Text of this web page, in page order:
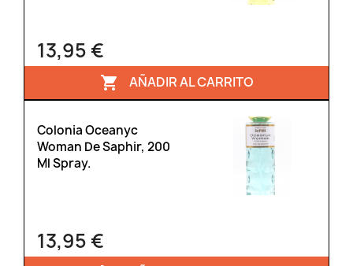
13,95 €
 AÑADIR AL CARRITO
Colonia Oceanyc
Woman De Saphir, 200
Ml Spray.
13,95 €